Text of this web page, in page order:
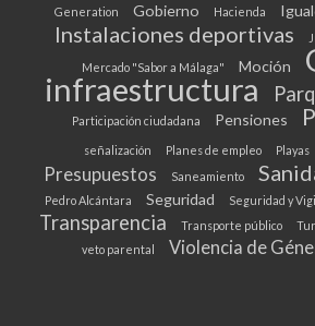
Generation
Gobierno Hacienda
Instalaciones deportivas
Mercado "Sabor a Málaga" Moción
infraestructura
Participación ciudadana Pensiones
señalización Planes de empleo Playas
Presupuestos Saneamiento
Pedro Alcántara
Seguridad Seguridad y
Transparencia Transporte público
veto parental Violencia de